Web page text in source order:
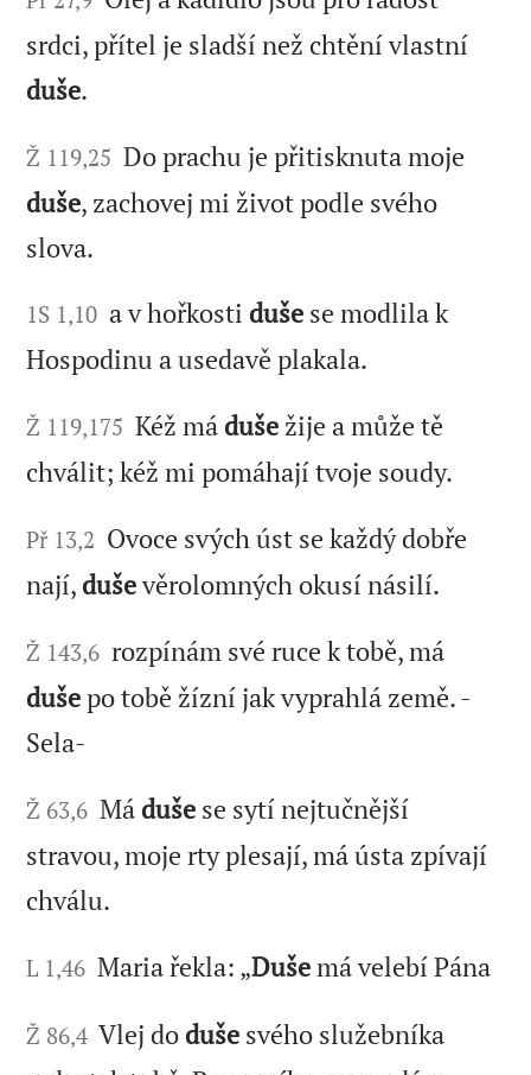
srdci, přítel je sladší než chtění vlastní
duše.
Ž 119,25 Do prachu je přitisknuta moje
duše, zachovej mi život podle svého
slova.
1S 1,10 a v hořkosti duše se modlila k
Hospodinu a usedavě plakala.
Ž 119,175 Kéž má duše žije a může tě
chválit; kéž mi pomáhají tvoje soudy.
Př 13,2 Ovoce svých úst se každý dobře
nají, duševěrolomných okusí násilí.
Ž 143,6 rozpínám své ruce k tobě, má
dušepo tobě žízní jak vyprahlá země. -
Sela-
Ž 63,6 Má duše se sytí nejtučnější
stravou, moje rty plesají, má ústa zpívají
chválu.
L 1,46 Maria řekla: „Dušemá velebí Pána
Ž 86,4 Vlej do duše svého služebníka